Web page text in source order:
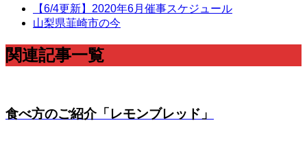
【6/4更新】2020年6月催事スケジュール
山梨県韮崎市の今
関連記事一覧
食べ方のご紹介「レモンブレッド」